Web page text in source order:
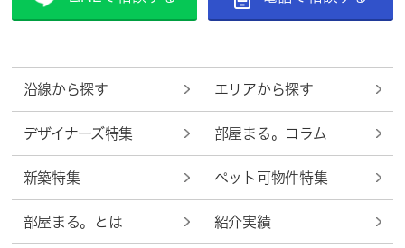
沿線から探す エリアから探す
デザイナーズ特集 部屋まる。コラム
新築特集 ペット可物件特集
部屋まる。とは 紹介実績